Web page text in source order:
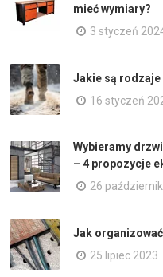
mieć wymiary?
3 styczeń
Jakie są
16 styczeń
Wybieramy
– 4 propozycje
26
Jak
25 lipiec 2023